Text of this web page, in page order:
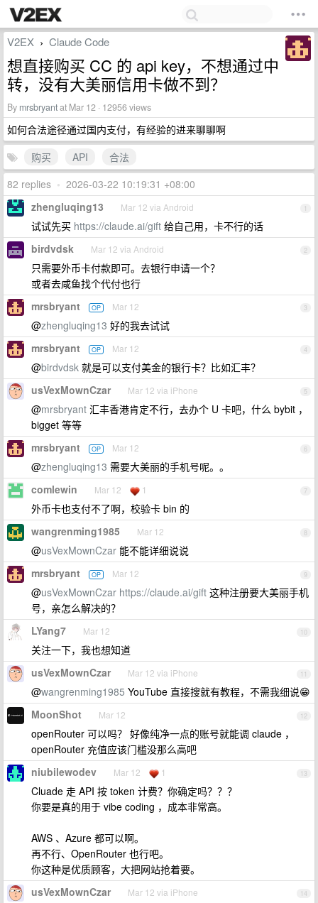
V2EX › Claude Code
想直接购买 CC 的 api key，不想通过中
转，没有大美丽信用卡做不到？
By mrsbryantat Mar 12 · 12956 views
如何合法途径通过国内支付，有经验的进来聊聊啊
购买
API
合法
82 replies • 2026-03-22 10:19:31 +08:00
1
zhengluqing13 Mar 12 via Android
试试先买 https://claude.ai/gift 给自己用，卡不行的话
2
birdvdsk Mar 12 via Android
只需要外币卡付款即可。去银行申请一个？
或者去咸鱼找个代付也行
3
mrsbryant OP Mar 12
@zhengluqing13 好的我去试试
4
mrsbryant OP Mar 12
@birdvdsk 就是可以支付美金的银行卡？比如汇丰？
5
usVexMownCzar Mar 12 via iPhone
@mrsbryant 汇丰香港肯定不行，去办个 U 卡吧，什么 bybit ，
bigget 等等
6
mrsbryant OP Mar 12
@zhengluqing13 需要大美丽的手机号呢。。
7
comlewin Mar 12 1
外币卡也支付不了啊，校验卡 bin 的
8
wangrenming1985 Mar 12
@usVexMownCzar 能不能详细说说
9
mrsbryant OP Mar 12
@usVexMownCzar https://claude.ai/gift 这种注册要大美丽手机
号，亲怎么解决的？
10
LYang7 Mar 12
关注一下，我也想知道
11
usVexMownCzar Mar 12 via iPhone
@wangrenming1985 YouTube 直接搜就有教程，不需我细说😁
12
MoonShot Mar 12
openRouter 可以吗？ 好像纯净一点的账号就能调 claude ，
openRouter 充值应该门槛没那么高吧
13
niubilewodev Mar 12 1
Cluade 走 API 按 token 计费？你确定吗？？？
你要是真的用于 vibe coding ，成本非常高。
AWS 、Azure 都可以啊。
再不行、OpenRouter 也行吧。
你这种是优质顾客，大把网站抢着要。
14
usVexMownCzar Mar 12 via iPhone